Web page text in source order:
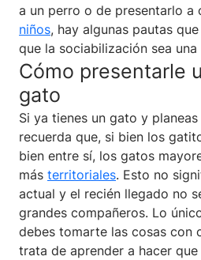
a un perro o de presentarlo a
niños, hay algunas pautas
que la sociabilización sea
Cómo presentarle
gato
Si ya tienes un gato y
recuerda que, si bien los
bien entre sí, los gatos
más territoriales. Esto no
actual y el recién llegado no
grandes compañeros. Lo
debes tomarte las cosas con
trata de aprender a hacer